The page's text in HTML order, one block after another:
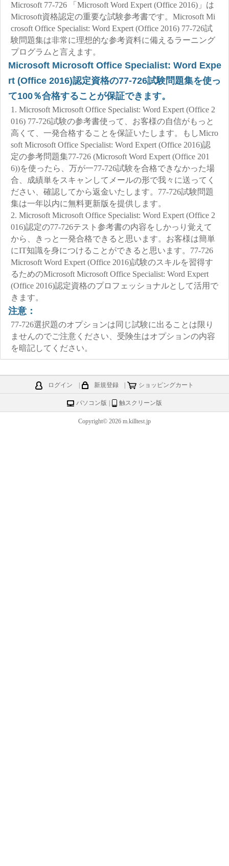
Microsoft 77-726 「Microsoft Word Expert (Office 2016)」は
Microsoft資格認定の重要な試験参考書です。Microsoft Mi
crosoft Office Specialist: Word Expert (Office 2016) 77-726試
験問題集は非常に理想的な参考資料に備えるラーニング
プログラムと言えます。
Microsoft Microsoft Office Specialist: Word Expe
rt (Office 2016)認定資格の77-726試験問題集を使っ
て100％合格することが保証できます。
1. Microsoft Microsoft Office Specialist: Word Expert (Office 2
016) 77-726試験の参考書使って、お客様の自信がもっと
高くて、一発合格することを保証いたします。もしMicro
soft Microsoft Office Specialist: Word Expert (Office 2016)認
定の参考問題集77-726 (Microsoft Word Expert (Office 201
6))を使ったら、万が一77-726試験を合格できなかった場
合、成績単をスキャンしてメールの形で我々に送ってく
ださい、確認してから返金いたします。77-726試験問題
集は一年以内に無料更新版を提供します。
2. Microsoft Microsoft Office Specialist: Word Expert (Office 2
016)認定の77-726テスト参考書の内容をしかっり覚えて
から、きっと一発合格できると思います。お客様は簡単
にIT知識を身につけることができると思います。77-726
Microsoft Word Expert (Office 2016)試験のスキルを習得す
るためのMicrosoft Microsoft Office Specialist: Word Expert
(Office 2016)認定資格のプロフェッショナルとして活用で
きます。
注意：
77-726選択題のオプションは同じ試験に出ることは限り
ませんのでご注意ください、受険生はオプションの内容
を暗記してください。
ログイン 新規登録 ショッピングカート
パソコン版 触スクリーン版
Copyright© 2026 m.killtest.jp